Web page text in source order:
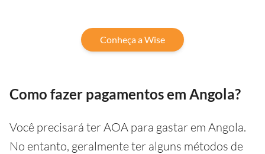
Conheça a Wise
Como fazer pagamentos em Angola?
Você precisará ter AOA para gastar em Angola.
No entanto, geralmente ter alguns métodos de